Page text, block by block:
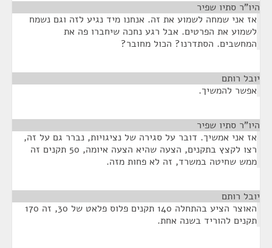
היו"ר סתיו שפיר
אז אני שמחה לשמוע את זה. אנחנו מיד נגיע לזה וגם נשמח
לשמוע את הפרטים. אבל רגע נחכה שיחברו פה את
המחשבים. הסתדרנו? הכול מחובר?
יובל רותם
אפשר להמשיך.
היו"ר סתיו שפיר
אז אני אמשיך. דובר על סגירה של נציגויות, נברר גם על זה,
רצו לקצץ בתקנים, הצעה שהיא הצעה איומה, 50 תקנים זה
ממש שחיטה במשרד, זה לא פחות מזה.
יובל רותם
האוצר הציע בהתחלה 140 תקנים פלוס פלאט של 30, זה 170
תקנים להוריד בשנה אחת.